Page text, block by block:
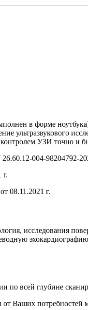
в форме
ультразвукового
УЗИ точно и
004-98204792-
г.
08.11.2021 г.
исследования
по всей глубине
Ваших